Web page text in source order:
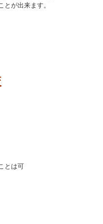
が出来ます。
とは可